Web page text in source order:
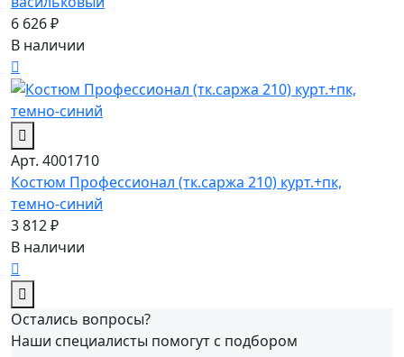
6 626 ₽
В наличии
Арт. 4001710
Костюм Профессионал (тк.саржа 210) курт.+пк,
темно-синий
3 812 ₽
В наличии
Остались вопросы?
Наши специалисты помогут с подбором